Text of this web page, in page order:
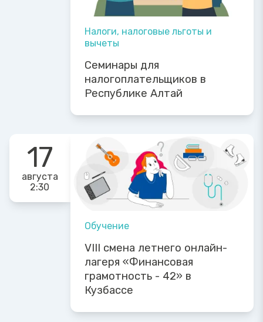
Налоги, налоговые льготы и
вычеты
Семинары для
налогоплательщиков в
Республике Алтай
17
августа
2:30
Обучение
VIII смена летнего онлайн-
лагеря «Финансовая
грамотность - 42» в
Кузбассе